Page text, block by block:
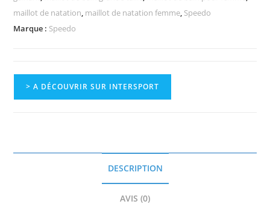
maillot de natation, maillot de natation femme, Speedo
Marque : Speedo
> A DÉCOUVRIR SUR INTERSPORT
DESCRIPTION
AVIS (0)